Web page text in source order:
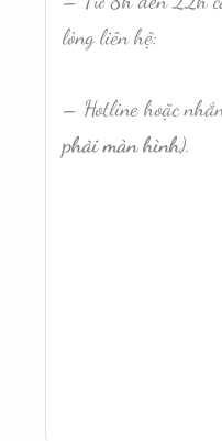
lòng liên hệ:
– Hotline hoặc
phải màn hình).